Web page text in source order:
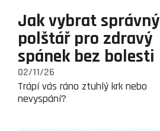
Jak vybrat správný
polštář pro zdravý
spánek bez bolesti
02/11/26
Trápí vás ráno ztuhlý krk nebo
nevyspání?